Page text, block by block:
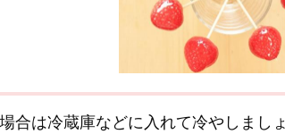
合は冷蔵庫などに入れて冷やしましょ